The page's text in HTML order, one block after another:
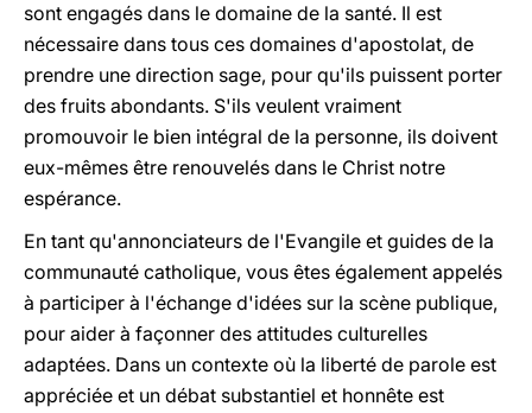
sont engagés dans le domaine de la santé. Il est
nécessaire dans tous ces domaines d'apostolat, de
prendre une direction sage, pour qu'ils puissent porter
des fruits abondants. S'ils veulent vraiment
promouvoir le bien intégral de la personne, ils doivent
eux-mêmes être renouvelés dans le Christ notre
espérance.
En tant qu'annonciateurs de l'Evangile et guides de la
communauté catholique, vous êtes également appelés
à participer à l'échange d'idées sur la scène publique,
pour aider à façonner des attitudes culturelles
adaptées. Dans un contexte où la liberté de parole est
appréciée et un débat substantiel et honnête est